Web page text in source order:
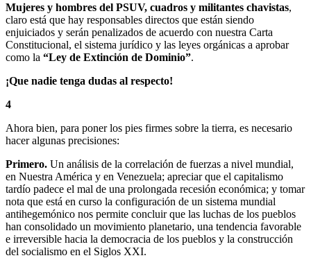
Mujeres y hombres del PSUV, cuadros y militantes chavistas,
claro está que hay responsables directos que están siendo
enjuiciados y serán penalizados de acuerdo con nuestra Carta
Constitucional, el sistema jurídico y las leyes orgánicas a aprobar
como la “Ley de Extinción de Dominio”.
¡Que nadie tenga dudas al respecto!
4
Ahora bien, para poner los pies firmes sobre la tierra, es necesario
hacer algunas precisiones:
Primero. Un análisis de la correlación de fuerzas a nivel mundial,
en Nuestra América y en Venezuela; apreciar que el capitalismo
tardío padece el mal de una prolongada recesión económica; y tomar
nota que está en curso la configuración de un sistema mundial
antihegemónico nos permite concluir que las luchas de los pueblos
han consolidado un movimiento planetario, una tendencia favorable
e irreversible hacia la democracia de los pueblos y la construcción
del socialismo en el Siglos XXI.